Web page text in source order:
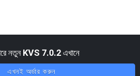
নতুন KVS 7.0.2এখানে
এখনই অর্ডার করুন